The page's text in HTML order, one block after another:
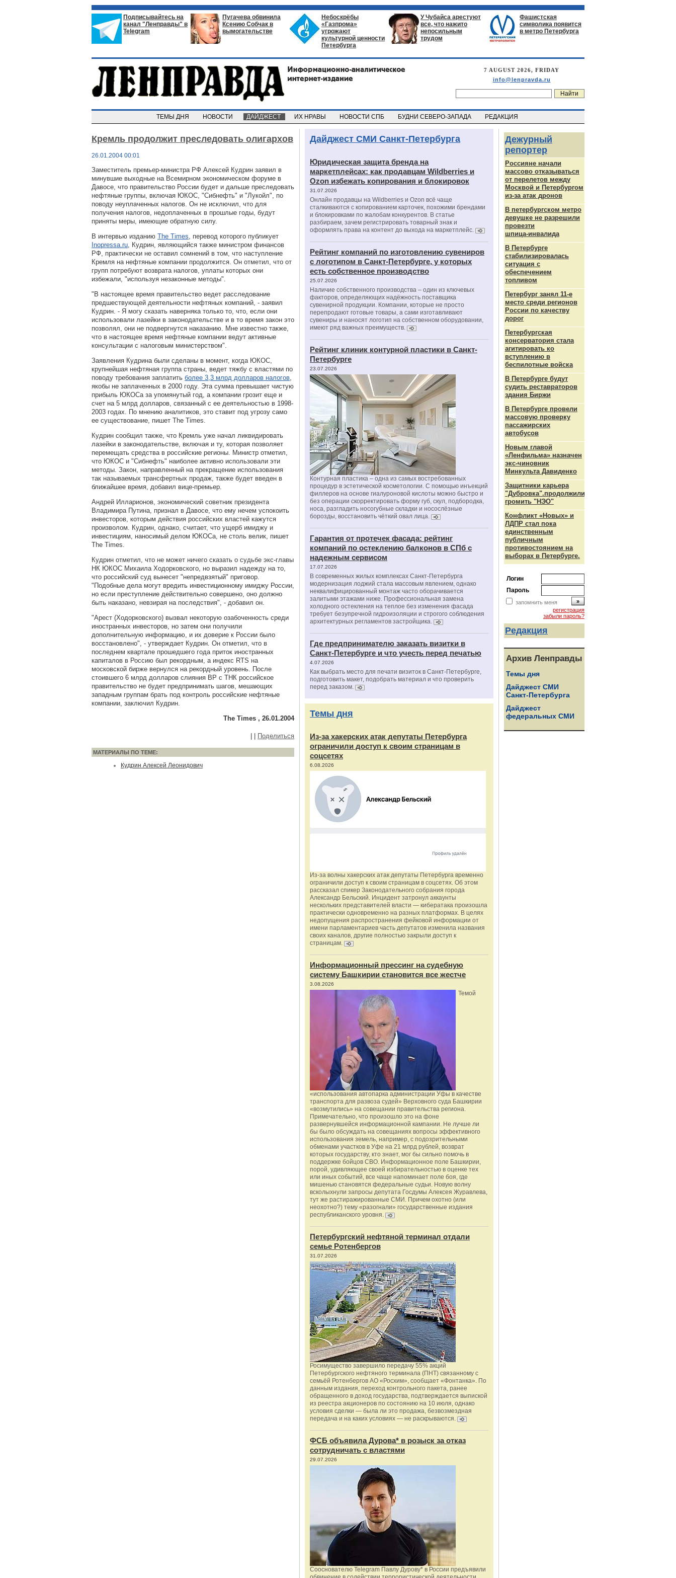
Подписывайтесь на
канал "Ленправды" в
Telegram
Пугачева обвинила
Ксению Собчак в
вымогательстве
Небоскрёбы
«Газпрома»
угрожают
культурной ценности
Петербурга
У Чубайса арестуют
все, что нажито
непосильным
трудом
Фашистская
символика появится
в метро Петербурга
7 AUGUST 2026, FRIDAY
info@lenpravda.ru
ТЕМЫ ДНЯ НОВОСТИ ДАЙДЖЕСТ ИХ НРАВЫ НОВОСТИ СПБ БУДНИ СЕВЕРО-ЗАПАДА РЕДАКЦИЯ
Кремль продолжит преследовать олигархов
26.01.2004 00:01
Заместитель премьер-министра РФ Алексей Кудрин заявил в
минувшие выходные на Всемирном экономическом форуме в
Давосе, что правительство России будет и дальше преследовать
нефтяные группы, включая ЮКОС, "Сибнефть" и "Лукойл", по
поводу неуплаченных налогов. Он не исключил, что для
получения налогов, недоплаченных в прошлые годы, будут
приняты меры, имеющие обратную силу.
В интервью изданию The Times, перевод которого публикует
Inopressa.ru, Кудрин, являющийся также министром финансов
РФ, практически не оставил сомнений в том, что наступление
Кремля на нефтяные компании продолжится. Он отметил, что от
групп потребуют возврата налогов, уплаты которых они
избежали, "используя незаконные методы".
"В настоящее время правительство ведет расследование
предшествующей деятельности нефтяных компаний, - заявил
Кудрин. - Я могу сказать наверняка только то, что, если они
использовали лазейки в законодательстве и в то время закон это
позволял, они не подвергнутся наказанию. Мне известно также,
что в настоящее время нефтяные компании ведут активные
консультации с налоговым министерством".
Заявления Кудрина были сделаны в момент, когда ЮКОС,
крупнейшая нефтяная группа страны, ведет тяжбу с властями по
поводу требования заплатить более 3,3 млрд долларов налогов,
якобы не заплаченных в 2000 году. Эта сумма превышает чистую
прибыль ЮКОСа за упомянутый год, а компании грозит еще и
счет на 5 млрд долларов, связанный с ее деятельностью в 1998-
2003 годах. По мнению аналитиков, это ставит под угрозу само
ее существование, пишет The Times.
Кудрин сообщил также, что Кремль уже начал ликвидировать
лазейки в законодательстве, включая и ту, которая позволяет
перемещать средства в российские регионы. Министр отметил,
что ЮКОС и "Сибнефть" наиболее активно использовали эти
методы. Закон, направленный на прекращение использования
так называемых трансфертных продаж, также будет введен в
ближайшее время, добавил вице-премьер.
Андрей Илларионов, экономический советник президента
Владимира Путина, признал в Давосе, что ему нечем успокоить
инвесторов, которым действия российских властей кажутся
произволом. Кудрин, однако, считает, что ущерб имиджу и
инвестициям, наносимый делом ЮКОСа, не столь велик, пишет
The Times.
Кудрин отметил, что не может ничего сказать о судьбе экс-главы
НК ЮКОС Михаила Ходорковского, но выразил надежду на то,
что российский суд вынесет "непредвзятый" приговор.
"Подобные дела могут вредить инвестиционному имиджу России,
но если преступление действительно совершено, оно должно
быть наказано, невзирая на последствия", - добавил он.
"Арест (Ходорковского) вызвал некоторую озабоченность среди
иностранных инвесторов, но затем они получили
дополнительную информацию, и их доверие к России было
восстановлено", - утверждает Кудрин. Он отметил, что в
последнем квартале прошедшего года приток иностранных
капиталов в Россию был рекордным, а индекс RTS на
московской бирже вернулся на рекордный уровень. После
стоившего 6 млрд долларов слияния BP с ТНК российское
правительство не будет предпринимать шагов, мешающих
западным группам брать под контроль российские нефтяные
компании, заключил Кудрин.
The Times , 26.01.2004
Поделиться
МАТЕРИАЛЫ ПО ТЕМЕ:
Кудрин Алексей Леонидович
Дайджест СМИ Санкт-Петербурга
Юридическая защита бренда на
маркетплейсах: как продавцам Wildberries и
Ozon избежать копирования и блокировок
31.07.2026
Онлайн продавцы на Wildberries и Ozon всё чаще
сталкиваются с копированием карточек, похожими брендами
и блокировками по жалобам конкурентов. В статье
разбираем, зачем регистрировать товарный знак и
оформлять права на контент до выхода на маркетплейс.
Рейтинг компаний по изготовлению сувениров
с логотипом в Санкт-Петербурге, у которых
есть собственное производство
25.07.2026
Наличие собственного производства – один из ключевых
факторов, определяющих надёжность поставщика
сувенирной продукции. Компании, которые не просто
перепродают готовые товары, а сами изготавливают
сувениры и наносят логотип на собственном оборудовании,
имеют ряд важных преимуществ.
Рейтинг клиник контурной пластики в Санкт-
Петербурге
23.07.2026
Контурная пластика – одна из самых востребованных
процедур в эстетической косметологии. С помощью инъекций
филлеров на основе гиалуроновой кислоты можно быстро и
без операции скорректировать форму губ, скул, подбородка,
носа, разгладить носогубные складки и носослёзные
борозды, восстановить чёткий овал лица.
Гарантия от протечек фасада: рейтинг
компаний по остеклению балконов в СПб с
надежным сервисом
17.07.2026
В современных жилых комплексах Санкт-Петербурга
модернизация лоджий стала массовым явлением, однако
неквалифицированный монтаж часто оборачивается
залитыми этажами ниже. Профессиональная замена
холодного остекления на теплое без изменения фасада
требует безупречной гидроизоляции и строгого соблюдения
архитектурных регламентов застройщика.
Где предпринимателю заказать визитки в
Санкт-Петербурге и что учесть перед печатью
4.07.2026
Как выбрать место для печати визиток в Санкт-Петербурге,
подготовить макет, подобрать материал и что проверить
перед заказом.
Темы дня
Из‑за хакерских атак депутаты Петербурга
ограничили доступ к своим страницам в
соцсетях
6.08.2026
Из‑за волны хакерских атак депутаты Петербурга временно
ограничили доступ к своим страницам в соцсетях. Об этом
рассказал спикер Законодательного собрания города
Александр Бельский. Инцидент затронул аккаунты
нескольких представителей власти — кибератака произошла
практически одновременно на разных платформах. В целях
недопущения распространения фейковой информации от
имени парламентариев часть депутатов изменила названия
своих каналов, другие полностью закрыли доступ к
страницам.
Информационный прессинг на судебную
систему Башкирии становится все жестче
3.08.2026
Темой
«использования автопарка администрации Уфы в качестве
транспорта для развоза судей» Верховного суда Башкирии
«возмутились» на совещании правительства региона.
Примечательно, что произошло это на фоне
развернувшейся информационной кампании. Не лучше ли
бы было обсуждать на совещаниях вопросы эффективного
использования земель, например, с подозрительными
обменами участков в Уфе на 21 млрд рублей, возврат
которых государству, кто знает, мог бы сильно помочь в
поддержке бойцов СВО. Информационное поле Башкирии,
порой, удивляющее своей избирательностью в оценке тех
или иных событий, все чаще напоминает поле боя, где
мишенью становятся федеральные судьи. Новую волну
всколыхнули запросы депутата Госдумы Алексея Журавлева,
тут же растиражированные СМИ. Причем охотно (или
неохотно?) тему «разогнали» государственные издания
республиканского уровня.
Петербургский нефтяной терминал отдали
семье Ротенбергов
31.07.2026
Росимущество завершило передачу 55% акций
Петербургского нефтяного терминала (ПНТ) связанному с
семьёй Ротенбергов АО «Росхим», сообщает «Фонтанка». По
данным издания, переход контрольного пакета, ранее
обращенного в доход государства, подтверждается выпиской
из реестра акционеров по состоянию на 10 июля, однако
условия сделки — была ли это продажа, безвозмездная
передача и на каких условиях — не раскрываются.
ФСБ объявила Дурова* в розыск за отказ
сотрудничать с властями
29.07.2026
Сооснователю Telegram Павлу Дурову* в России предъявили
Дежурный
репортер
Россияне начали
массово отказываться
от перелетов между
Москвой и Петербургом
из-за атак дронов
В петербургском метро
девушке не разрешили
провезти
шпица‑инвалида
В Петербурге
стабилизировалась
ситуация с
обеспечением
топливом
Петербург занял 11-е
место среди регионов
России по качеству
дорог
Петербургская
консерватория стала
агитировать ко
вступлению в
беспилотные войска
В Петербурге будут
судить реставраторов
здания Биржи
В Петербурге провели
массовую проверку
пассажирских
автобусов
Новым главой
«Ленфильма» назначен
экс-чиновник
Минкульта Давиденко
Защитники карьера
"Дубровка".продолжили
громить "НЭО"
Конфликт «Новых» и
ЛДПР стал пока
единственным
публичным
противостоянием на
выборах в Петербурге.
Логин
Пароль
запомнить меня
регистрация
забыли пароль?
Редакция
Архив Ленправды
Темы дня
Дайджест СМИ
Санкт-Петербурга
Дайджест
федеральных СМИ